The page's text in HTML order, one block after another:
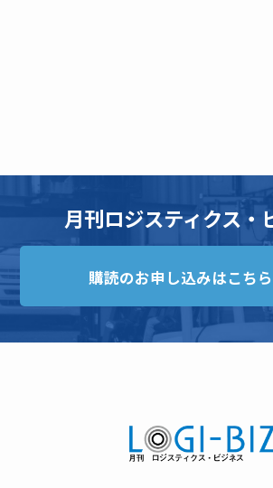
月刊ロジスティクス・
購読のお申し込みはこち